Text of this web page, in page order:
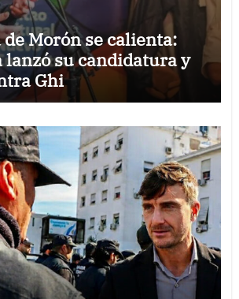
Morón se calienta:
lanzó su candidatura y
Ghi